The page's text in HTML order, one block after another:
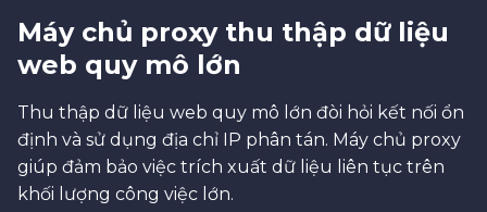
Máy chủ proxy thu thập dữ liệu
web quy mô lớn
Thu thập dữ liệu web quy mô lớn đòi hỏi kết nối ổn
định và sử dụng địa chỉ IP phân tán. Máy chủ proxy
giúp đảm bảo việc trích xuất dữ liệu liên tục trên
khối lượng công việc lớn.